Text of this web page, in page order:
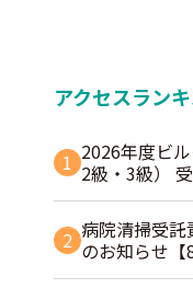
アクセスラン
1 2026年度ビ
2級・3級）
2 病院清掃受
のお知らせ【